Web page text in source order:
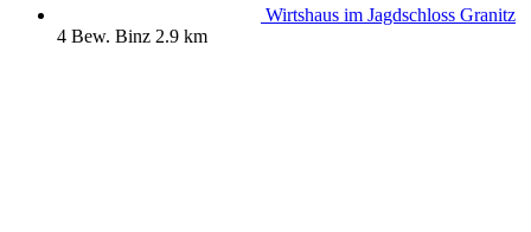
Wirtshaus im Jagdschloss Granitz
4 Bew. Binz 2.9 km